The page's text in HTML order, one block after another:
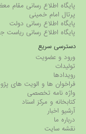
پایگاه اطلاع رسانی مقام
پرتال امام خمینی
پایگاه اطلاع رسانی دولت
پایگاه اطلاع رسانی ریاست
دسترسی سریع
ورود و عضویت
تولیدات
رویدادها
فراخوان ها و الویت های
واژه نامه تخصصی
کتابخانه و مرکز اسناد
آرشیو اخبار
درباره ما
نقشه سایت